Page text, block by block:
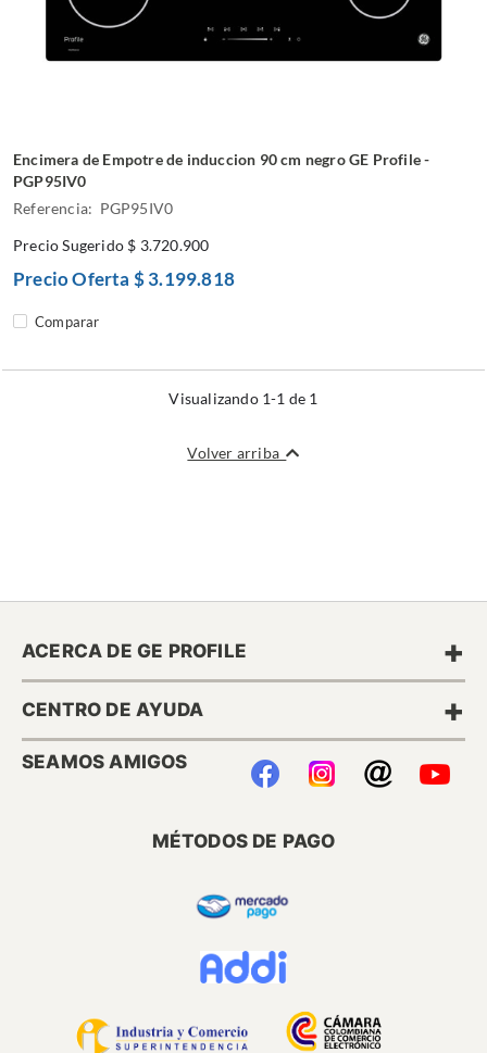
Encimera de Empotre de induccion 90 cm negro GE Profile -
PGP95IV0
Referencia: PGP95IV0
Precio Sugerido $ 3.720.900
Precio Oferta $ 3.199.818
Comparar
Visualizando 1-1 de 1
Volver arriba
ACERCA DE GE PROFILE +
CENTRO DE AYUDA +
SEAMOS AMIGOS
MÉTODOS DE PAGO